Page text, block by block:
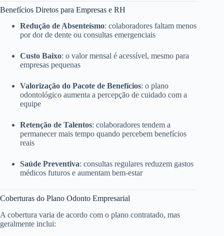
Benefícios Diretos para Empresas e RH
Redução de Absenteísmo: colaboradores faltam menos
por dor de dente ou consultas emergenciais
Custo Baixo: o valor mensal é acessível, mesmo para
empresas pequenas
Valorização do Pacote de Benefícios: o plano
odontológico aumenta a percepção de cuidado com a
equipe
Retenção de Talentos: colaboradores tendem a
permanecer mais tempo quando percebem benefícios
reais
Saúde Preventiva: consultas regulares reduzem gastos
médicos futuros e aumentam bem-estar
Coberturas do Plano Odonto Empresarial
A cobertura varia de acordo com o plano contratado, mas
geralmente inclui: